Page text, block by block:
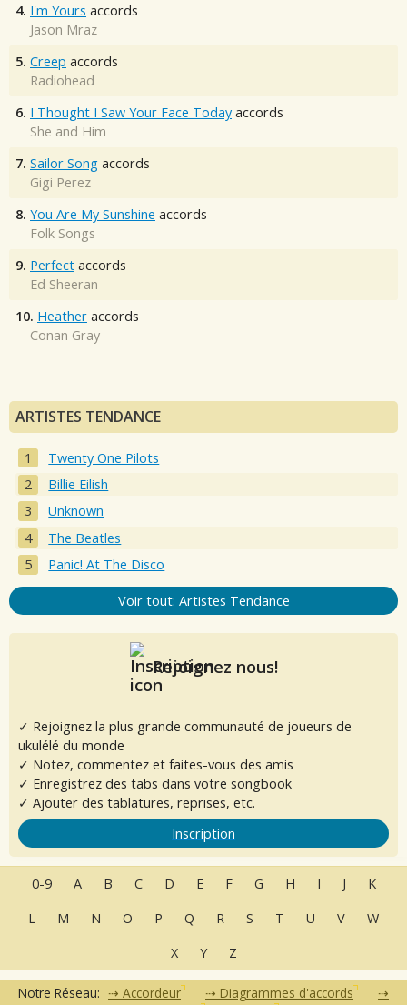
4. I'm Yours accords
Jason Mraz
5. Creep accords
Radiohead
6. I Thought I Saw Your Face Today accords
She and Him
7. Sailor Song accords
Gigi Perez
8. You Are My Sunshine accords
Folk Songs
9. Perfect accords
Ed Sheeran
10. Heather accords
Conan Gray
ARTISTES TENDANCE
Twenty One Pilots
Billie Eilish
Unknown
The Beatles
Panic! At The Disco
Voir tout: Artistes Tendance
Rejoignez nous!
✓ Rejoignez la plus grande communauté de joueurs de
ukulélé du monde
✓ Notez, commentez et faites-vous des amis
✓ Enregistrez des tabs dans votre songbook
✓ Ajouter des tablatures, reprises, etc.
Inscription
0-9 A B C D E F G H I J
K
L
M N O P Q R S T U V
W
X
Y Z
Notre Réseau: Accordeur
Diagrammes d'accords